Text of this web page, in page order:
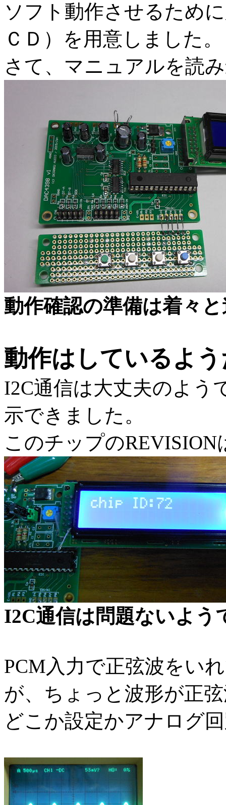
ソフト動作させるため
ＣＤ）を用意しました。
さて、マニュアルを読
動作確認の準備は着々
動作はしているよ
I2C通信は大丈夫のよう
示できました。
このチップの
I2C通信は問題ないよう
PCM入力で正弦波をい
が、ちょっと波形が正
どこか設定かアナログ